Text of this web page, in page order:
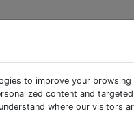
to improve your browsing
content and targeted
where our visitors